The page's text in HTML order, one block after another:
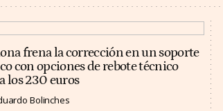
frena la corrección en un soporte
con opciones de rebote técnico
los 230 euros
Bolinches